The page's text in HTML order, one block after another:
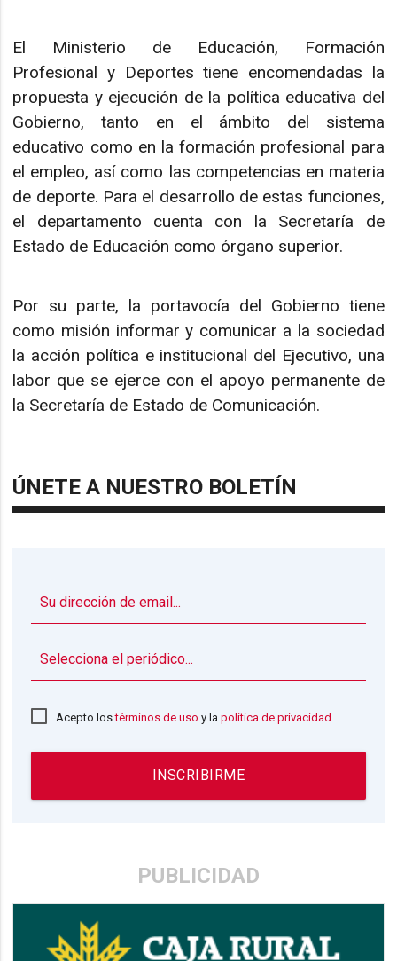
El Ministerio de Educación, Formación
Profesional y Deportes tiene encomendadas la
propuesta y ejecución de la política educativa del
Gobierno, tanto en el ámbito del sistema
educativo como en la formación profesional para
el empleo, así como las competencias en materia
de deporte. Para el desarrollo de estas funciones,
el departamento cuenta con la Secretaría de
Estado de Educación como órgano superior.
Por su parte, la portavocía del Gobierno tiene
como misión informar y comunicar a la sociedad
la acción política e institucional del Ejecutivo, una
labor que se ejerce con el apoyo permanente de
la Secretaría de Estado de Comunicación.
ÚNETE A NUESTRO BOLETÍN
Acepto lostérminos de uso y lapolítica de privacidad
INSCRIBIRME
PUBLICIDAD